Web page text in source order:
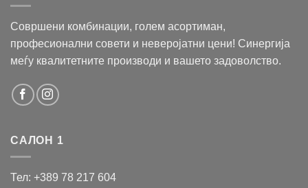
Совршени комбинации, голем асортиман,
професионални совети и неверојатни цени! Синергија
меѓу квалитетните производи и вашето задоволство.
САЛОН 1
Тел: +389 78 217 604